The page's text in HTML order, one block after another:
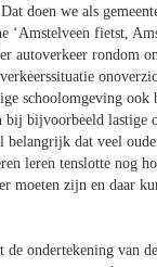
doen we als
‘Amstelveen fietst,
autoverkeer rondom
schoolomgeving ook
bij bijvoorbeeld lastige
belangrijk dat veel
leren tenslotte nog
moeten zijn en daar
de ondertekening van